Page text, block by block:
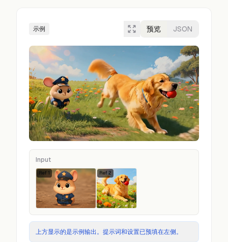
示例 预览 JSON
Input
Ref 1 Ref 2
上方显示的是示例输出。提示词和设置已预填在左侧。